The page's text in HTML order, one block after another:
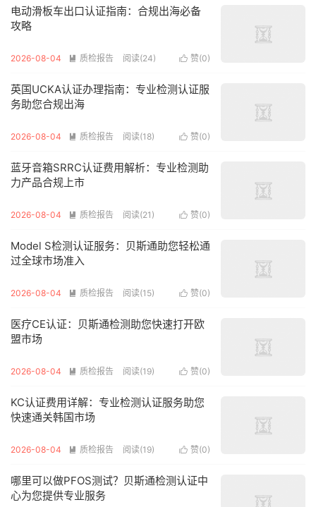
电动滑板车出口认证指南：合规出海必备
攻略
 赞(0)
2026-08-04  质检报告 阅读(24)
英国UCKA认证办理指南：专业检测认证服
务助您合规出海
 赞(0)
2026-08-04  质检报告 阅读(18)
蓝牙音箱SRRC认证费用解析：专业检测助
力产品合规上市
 赞(0)
2026-08-04  质检报告 阅读(21)
Model S检测认证服务：贝斯通助您轻松通
过全球市场准入
 赞(0)
2026-08-04  质检报告 阅读(15)
医疗CE认证：贝斯通检测助您快速打开欧
盟市场
 赞(0)
2026-08-04  质检报告 阅读(19)
KC认证费用详解：专业检测认证服务助您
快速通关韩国市场
 赞(0)
2026-08-04  质检报告 阅读(19)
哪里可以做PFOS测试？贝斯通检测认证中
心为您提供专业服务